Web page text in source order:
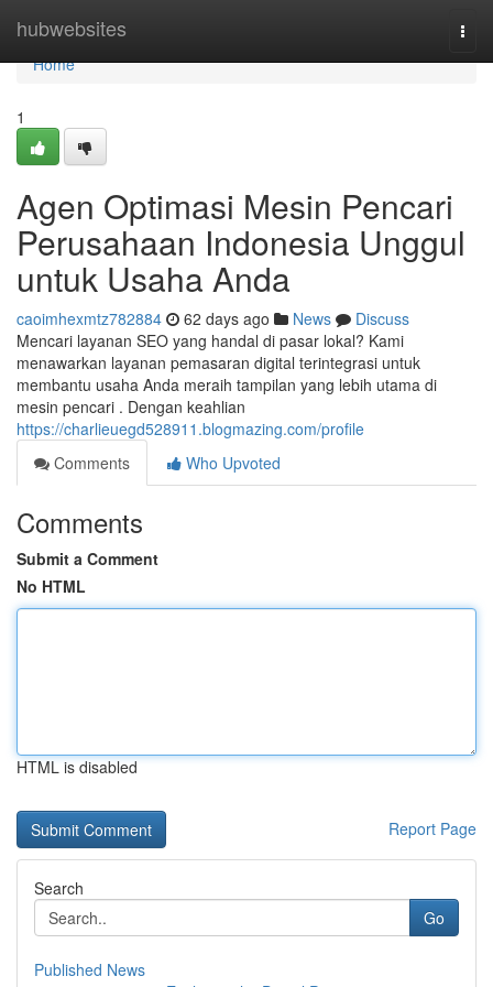
hubwebsites
Home
Home
1
Agen Optimasi Mesin Pencari
Perusahaan Indonesia Unggul
untuk Usaha Anda
caoimhexmtz782884 62 days ago News
Discuss
Mencari layanan SEO yang handal di pasar lokal? Kami
menawarkan layanan pemasaran digital terintegrasi untuk
membantu usaha Anda meraih tampilan yang lebih utama di
mesin pencari . Dengan keahlian
https://charlieuegd528911.blogmazing.com/profile
Comments
Who Upvoted
Comments
Submit a Comment
No HTML
HTML is disabled
Report Page
Search
Go
Published News